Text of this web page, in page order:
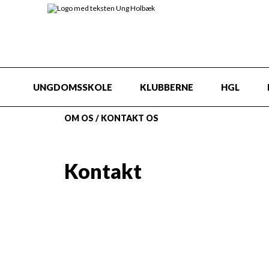
UNGDOMSSKOLE KLUBBERNE HGL
OM OS / KONTAKT OS
Kontakt